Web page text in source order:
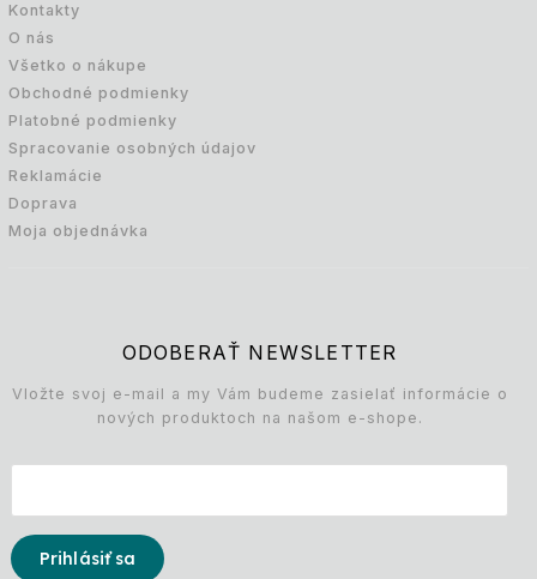
Kontakty
O nás
Všetko o nákupe
Obchodné podmienky
Platobné podmienky
Spracovanie osobných údajov
Reklamácie
Doprava
Moja objednávka
ODOBERAŤ NEWSLETTER
Vložte svoj e-mail a my Vám budeme zasielať informácie o
nových produktoch na našom e-shope.
Prihlásiť sa